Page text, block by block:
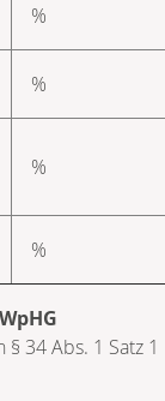
%
%
%
%
34 Abs. 1 Satz